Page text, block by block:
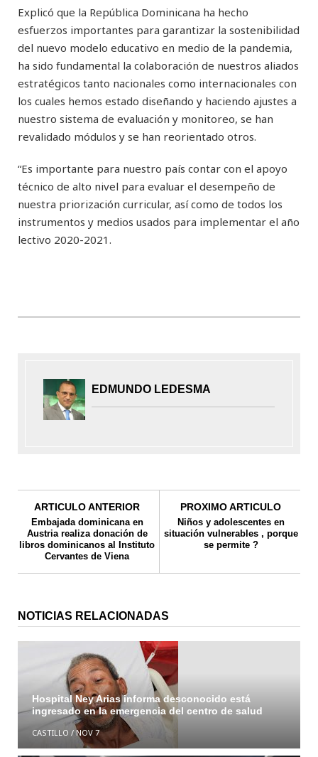
Explicó que la República Dominicana ha hecho
esfuerzos importantes para garantizar la sostenibilidad
del nuevo modelo educativo en medio de la pandemia,
ha sido fundamental la colaboración de nuestros aliados
estratégicos tanto nacionales como internacionales con
los cuales hemos estado diseñando y haciendo ajustes a
nuestro sistema de evaluación y monitoreo, se han
revalidado módulos y se han reorientado otros.
“Es importante para nuestro país contar con el apoyo
técnico de alto nivel para evaluar el desempeño de
nuestra priorización curricular, así como de todos los
instrumentos y medios usados para implementar el año
lectivo 2020-2021.
EDMUNDO LEDESMA
ARTICULO ANTERIOR
Embajada dominicana en
Austria realiza donación de
libros dominicanos al Instituto
Cervantes de Viena
PROXIMO ARTICULO
Niños y adolescentes en
situación vulnerables , porque
se permite ?
NOTICIAS RELACIONADAS
Hospital Ney Arias informa desconocido está
ingresado en la emergencia del centro de salud
CASTILLO /NOV 7